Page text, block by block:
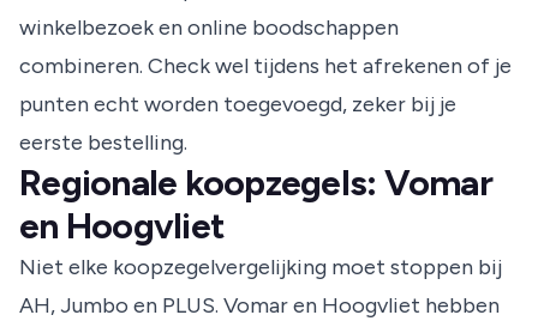
winkelbezoek en online boodschappen
combineren. Check wel tijdens het afrekenen of je
punten echt worden toegevoegd, zeker bij je
eerste bestelling.
Regionale koopzegels: Vomar
en Hoogvliet
Niet elke koopzegelvergelijking moet stoppen bij
AH, Jumbo en PLUS. Vomar en Hoogvliet hebben